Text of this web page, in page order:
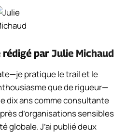
rédigé par Julie Michaud
pratique le trail et le
que de rigueur—
dix ans comme consultante
d’organisations sensibles
globale. J’ai publié deux